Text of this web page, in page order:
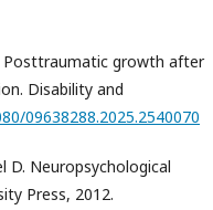
Posttraumatic growth after
Disability and
09638288.2025.2540070
D. Neuropsychological
Press, 2012.